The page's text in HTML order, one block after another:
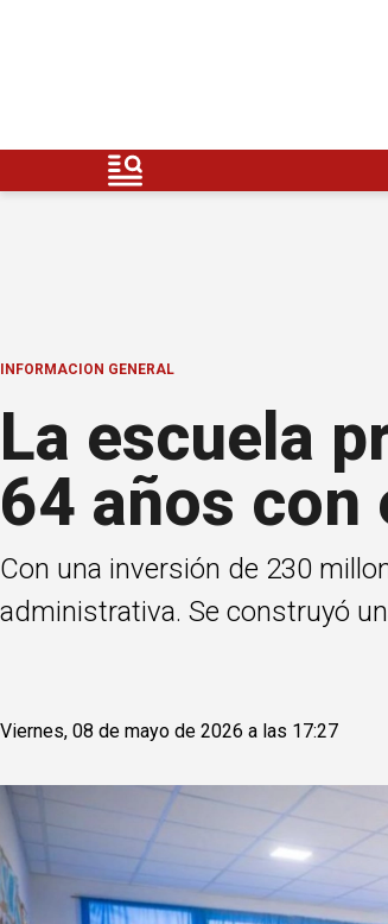
INFORMACION GENERAL
La escuela
64 años
Con una inversión de 230
administrativa. Se construyó
Viernes, 08 de mayo de 2026 a las 17:27